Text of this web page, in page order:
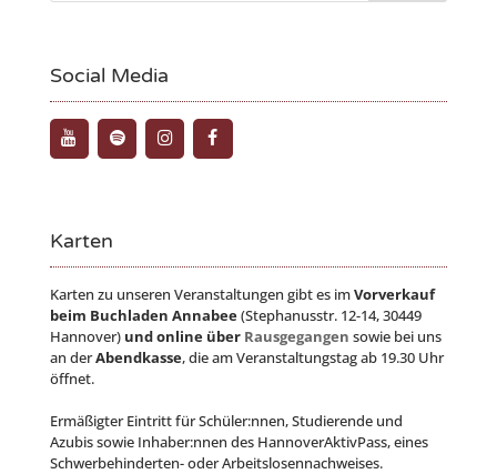
Social Media
Karten
Karten zu unseren Veranstaltungen gibt es imVorverkauf
beim Buchladen Annabee(Stephanusstr. 12-14, 30449
Hannover) und online über Rausgegangen sowie bei uns
an derAbendkasse, die am Veranstaltungstag ab 19.30 Uhr
öffnet.
Ermäßigter Eintritt für Schüler:nnen, Studierende und
Azubis sowie Inhaber:nnen des HannoverAktivPass, eines
Schwerbehinderten- oder Arbeitslosennachweises.